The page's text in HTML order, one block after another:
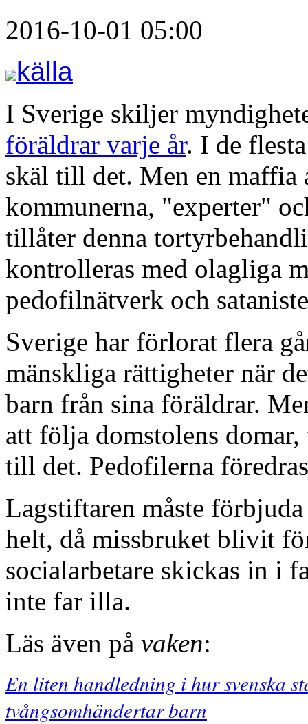
2016-10-01 05:00
källa
I Sverige skiljer
föräldrar varje år. I de
skäl till det. Men en maffia
kommunerna, "experter"
tillåter denna
kontrolleras med olagliga
pedofilnätverk och
Sverige har förlorat flera
mänskliga rättigheter när
barn från sina föräldrar.
att följa domstolens
till det. Pedofilerna
Lagstiftaren måste
helt, då missbruket blivit
socialarbetare skickas in i
inte far illa.
Läs även på vaken:
En liten handledning i hur svenska
tvångsomhändertar barn